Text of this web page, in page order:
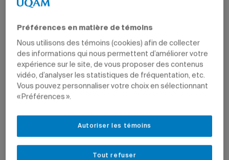
16 décembre 2010 à 17 h 12
Mis à jour le 7 juin 2022 à 12 h 28
troisième cycles, à des étudiants de la Faculté des arts et
2010, s’élève à 98 050 $.
Préférences en matière de témoins
Nous utilisons des témoins (cookies) afin de collecter
des informations qui nous permettent d’améliorer votre
expérience sur le site, de vous proposer des contenus
vidéo, d’analyser les statistiques de fréquentation, etc.
Vous pouvez personnaliser votre choix en sélectionnant
« Préférences ».
Tout refuser
Autoriser les témoins